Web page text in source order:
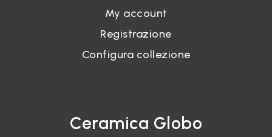
My account
Registrazione
Configura collezione
Ceramica Globo